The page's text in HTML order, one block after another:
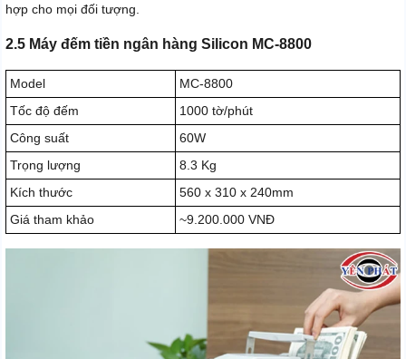
hợp cho mọi đối tượng.
2.5 Máy đếm tiền ngân hàng Silicon MC-8800
Model
MC-8800
Tốc độ đếm
1000 tờ/phút
Công suất
60W
Trọng lượng
8.3 Kg
Kích thước
560 x 310 x 240mm
Giá tham khảo
~9.200.000 VNĐ